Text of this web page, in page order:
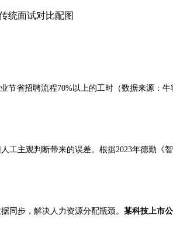
节省招聘流程70%以上的工时（数据来源：
观判断带来的误差。根据2023年德勤《智
同步，解决人力资源分配瓶颈。 某科技上市